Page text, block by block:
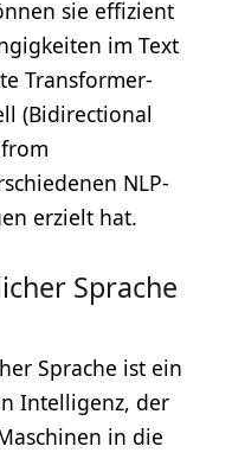
sie effizient
im Text
Transformer-
(Bidirectional
NLP-
erzielt hat.
Sprache
Sprache ist ein
Intelligenz, der
in die